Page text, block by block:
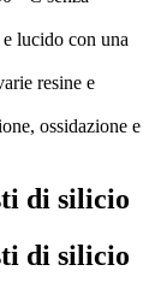
lucido con una
resine e
ossidazione e
di silicio
di silicio